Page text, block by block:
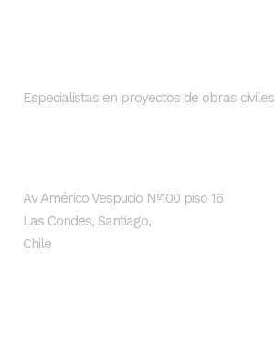
Especialistas en proyectos de obras civiles
Av Américo Vespucio Nº100 piso 16
Las Condes, Santiago,
Chile